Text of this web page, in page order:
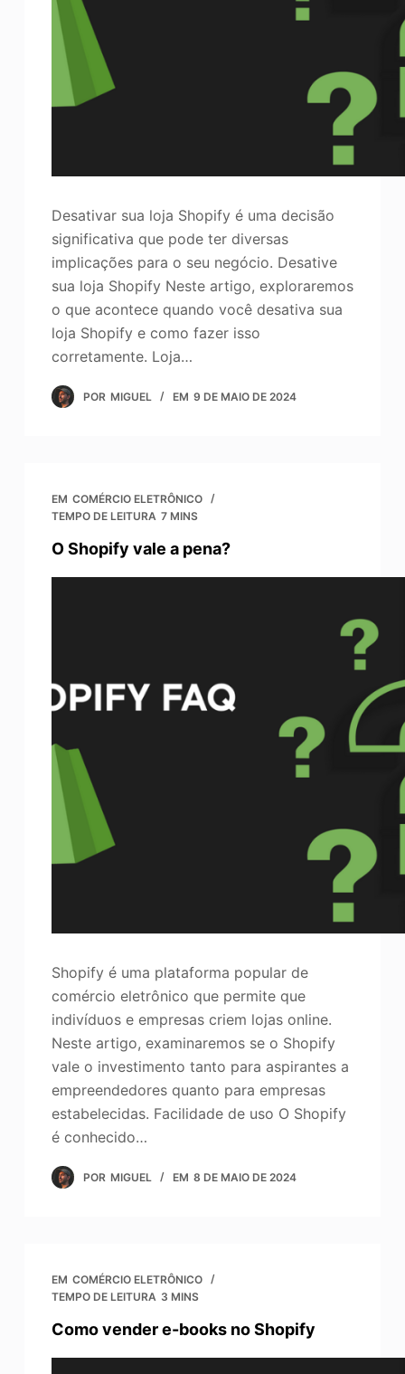
Aprimorador de fotos
Direitos autorais da imagem
Desativar sua loja Shopify é uma decisão
significativa que pode ter diversas
implicações para o seu negócio. Desative
sua loja Shopify Neste artigo, exploraremos
o que acontece quando você desativa sua
loja Shopify e como fazer isso
corretamente. Loja…
POR MIGUEL EM 9 DE MAIO DE 2024
EM COMÉRCIO ELETRÔNICO
TEMPO DE LEITURA 7 MINS
O Shopify vale a pena?
Shopify é uma plataforma popular de
comércio eletrônico que permite que
indivíduos e empresas criem lojas online.
Neste artigo, examinaremos se o Shopify
vale o investimento tanto para aspirantes a
empreendedores quanto para empresas
estabelecidas. Facilidade de uso O Shopify
é conhecido…
POR MIGUEL EM 8 DE MAIO DE 2024
EM COMÉRCIO ELETRÔNICO
TEMPO DE LEITURA 3 MINS
Como vender e-books no Shopify